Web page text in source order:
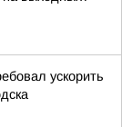
ускорить